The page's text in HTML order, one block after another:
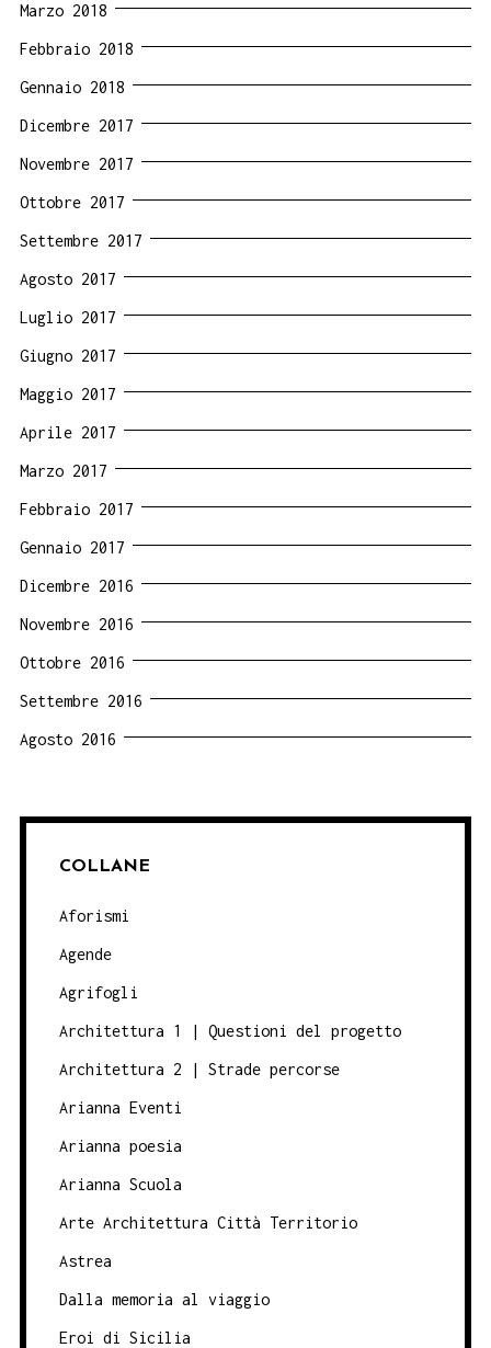
Marzo 2018
Febbraio 2018
Gennaio 2018
Dicembre 2017
Novembre 2017
Ottobre 2017
Settembre 2017
Agosto 2017
Luglio 2017
Giugno 2017
Maggio 2017
Aprile 2017
Marzo 2017
Febbraio 2017
Gennaio 2017
Dicembre 2016
Novembre 2016
Ottobre 2016
Settembre 2016
Agosto 2016
COLLANE
Aforismi
Agende
Agrifogli
Architettura 1 | Questioni del progetto
Architettura 2 | Strade percorse
Arianna Eventi
Arianna poesia
Arianna Scuola
Arte Architettura Città Territorio
Astrea
Dalla memoria al viaggio
Eroi di Sicilia